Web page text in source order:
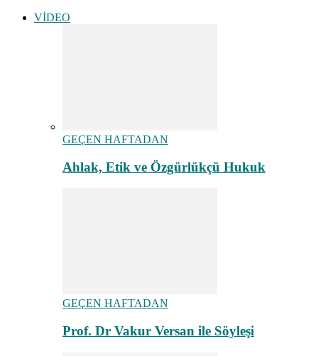
VİDEO
GEÇEN HAFTADAN
Ahlak, Etik ve Özgürlükçü Hukuk
GEÇEN HAFTADAN
Prof. Dr Vakur Versan ile Söyleşi